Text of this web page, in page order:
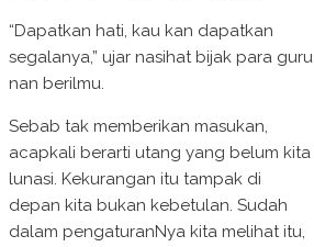
“Dapatkan hati, kau kan dapatkan
segalanya,” ujar nasihat bijak para guru
nan berilmu.
Sebab tak memberikan masukan,
acapkali berarti utang yang belum kita
lunasi. Kekurangan itu tampak di
depan kita bukan kebetulan. Sudah
dalam pengaturanNya kita melihat itu,